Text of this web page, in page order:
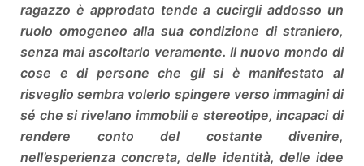
ragazzo è approdato tende a cucirgli addosso un
ruolo omogeneo alla sua condizione di straniero,
senza mai ascoltarlo veramente. Il nuovo mondo di
cose e di persone che gli si è manifestato al
risveglio sembra volerlo spingere verso immagini di
sé che si rivelano immobili e stereotipe, incapaci di
rendere conto del costante divenire,
nell’esperienza concreta, delle identità, delle idee